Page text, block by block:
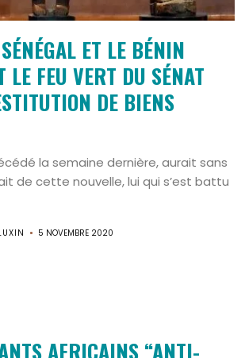
ET LE BÉNIN
LE FEU VERT DU SÉNAT
DE BIENS
la semaine dernière, aurait sans
de cette nouvelle, lui qui s’est battu
5 NOVEMBRE 2020
AFRICAINS “ANTI-